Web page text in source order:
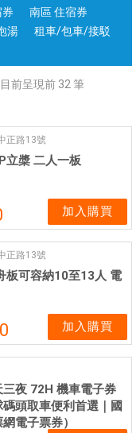
南區 住宿券
湯
租車/包車/接駁
前呈現前 32 筆
正路13號
立槳 二人一板
加入購買
正路13號
板可容納10至13人 電
加入購買
三夜 72H 機車電子券
碼頭取車便利首選｜國
電子票券）